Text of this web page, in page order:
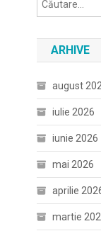
ARHIVE
august
iulie 2026
iunie 2026
mai 2026
aprilie
martie